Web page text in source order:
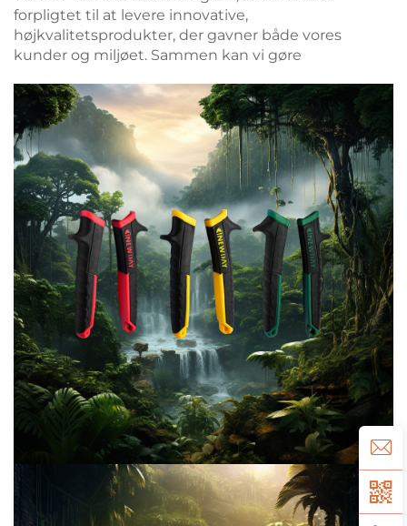
forpligtet til at levere innovative,
højkvalitetsprodukter, der gavner både vores
kunder og miljøet. Sammen kan vi gøre